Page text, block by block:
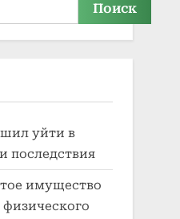
Поиск
уйти в
последствия
имущество